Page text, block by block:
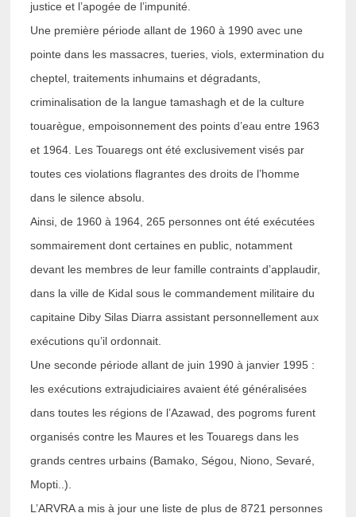
justice et l’apogée de l’impunité.
Une première période allant de 1960 à 1990 avec une
pointe dans les massacres, tueries, viols, extermination du
cheptel, traitements inhumains et dégradants,
criminalisation de la langue tamashagh et de la culture
touarègue, empoisonnement des points d’eau entre 1963
et 1964. Les Touaregs ont été exclusivement visés par
toutes ces violations flagrantes des droits de l’homme
dans le silence absolu.
Ainsi, de 1960 à 1964, 265 personnes ont été exécutées
sommairement dont certaines en public, notamment
devant les membres de leur famille contraints d’applaudir,
dans la ville de Kidal sous le commandement militaire du
capitaine Diby Silas Diarra assistant personnellement aux
exécutions qu’il ordonnait.
Une seconde période allant de juin 1990 à janvier 1995 :
les exécutions extrajudiciaires avaient été généralisées
dans toutes les régions de l’Azawad, des pogroms furent
organisés contre les Maures et les Touaregs dans les
grands centres urbains (Bamako, Ségou, Niono, Sevaré,
Mopti..).
L’ARVRA a mis à jour une liste de plus de 8721 personnes